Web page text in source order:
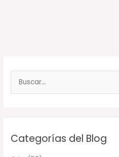
u
a
Categorías del Blog